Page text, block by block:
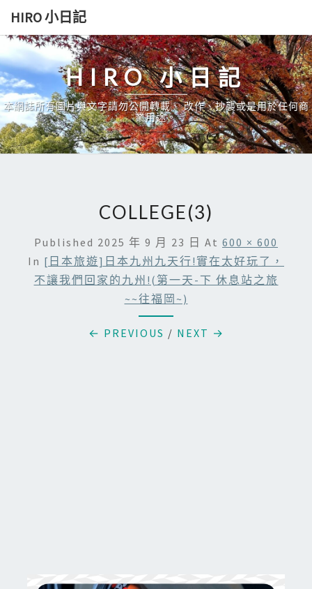
Skip
content
HIRO 小日記
HIRO 小日記
本網誌所有圖片與文字請勿公開轉載、 改作、抄襲或是用於任何商
業用途。
COLLEGE(3)
Published 2025 年 9 月 23 日 At 600 × 600
In [日本旅遊]日本九州九天行!實在太好玩了，
不讓我們回家的九州!(第一天-下 休息站之旅
~~往福岡~)
← PREVIOUS / NEXT →